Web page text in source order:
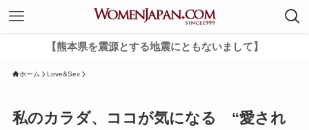
【熊本県を震源とする地震にともないまして】
ホーム Love&Sex
私のカラダ、ココが気になる “愛され